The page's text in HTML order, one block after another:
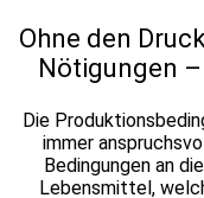
Ohne den
Nötigungen
Die
immer
Bedingungen an
Lebensmittel,